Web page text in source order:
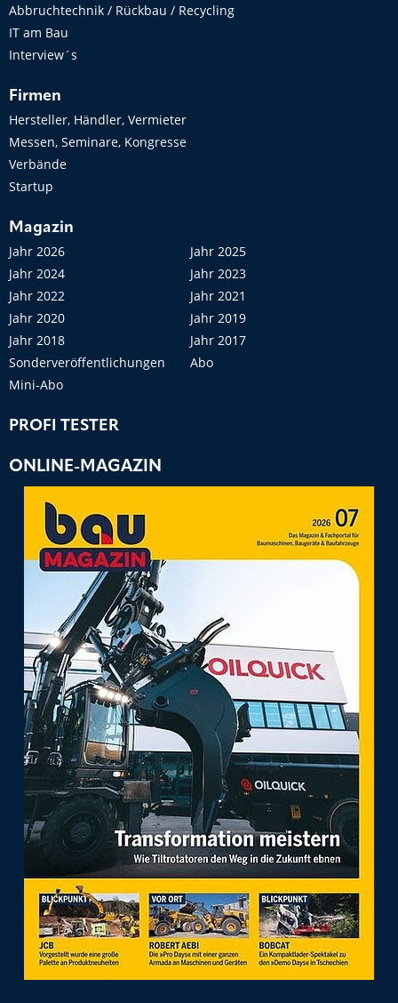
Abbruchtechnik / Rückbau / Recycling
IT am Bau
Interview´s
Firmen
Hersteller, Händler, Vermieter
Messen, Seminare, Kongresse
Verbände
Startup
Magazin
Jahr 2026
Jahr 2025
Jahr 2024
Jahr 2023
Jahr 2022
Jahr 2021
Jahr 2020
Jahr 2019
Jahr 2018
Jahr 2017
Sonderveröffentlichungen
Abo
Mini-Abo
PROFI TESTER
ONLINE-MAGAZIN